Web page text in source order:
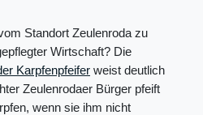
Standort Zeulenroda zu
Wirtschaft? Die
Karpfenpfeifer weist deutlich
Zeulenrodaer Bürger pfeift
wenn sie ihm nicht